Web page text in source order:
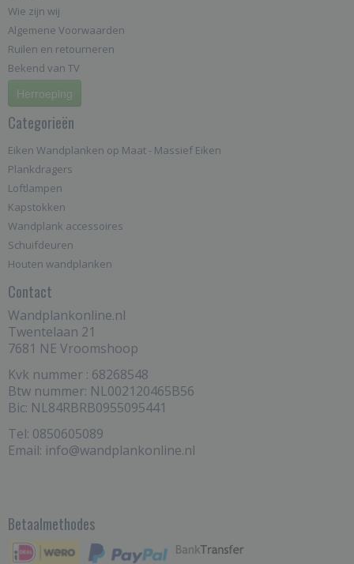
Wie zijn wij
Algemene Voorwaarden
Ruilen en retourneren
Bekend van TV
Herroeping
Categorieën
Eiken Wandplanken op Maat - Massief Eiken
Plankdragers
Loftlampen
Kapstokken
Wandplank accessoires
Schuifdeuren
Houten wandplanken
Contact
Wandplankonline.nl
Twentelaan 21
7681 NE Vroomshoop
Kvk nummer : 68268548
Btw nummer: NL002120465B56
Bic: NL84RBRB0955095441
Tel: 0850605089
Email: info@wandplankonline.nl
Betaalmethodes